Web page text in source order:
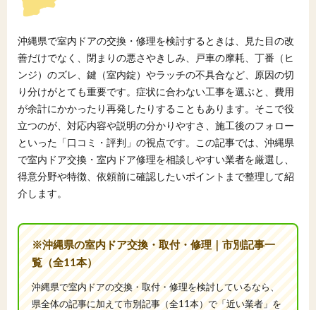
沖縄県で室内ドアの交換・修理を検討するときは、見た目の改
善だけでなく、閉まりの悪さやきしみ、戸車の摩耗、丁番（ヒ
ンジ）のズレ、鍵（室内錠）やラッチの不具合など、原因の切
り分けがとても重要です。症状に合わない工事を選ぶと、費用
が余計にかかったり再発したりすることもあります。そこで役
立つのが、対応内容や説明の分かりやすさ、施工後のフォロー
といった「口コミ・評判」の視点です。この記事では、沖縄県
で室内ドア交換・室内ドア修理を相談しやすい業者を厳選し、
得意分野や特徴、依頼前に確認したいポイントまで整理して紹
介します。
※沖縄県の室内ドア交換・取付・修理｜市別記事一
覧（全11本）
沖縄県で室内ドアの交換・取付・修理を検討しているなら、
県全体の記事に加えて市別記事（全11本）で「近い業者」を